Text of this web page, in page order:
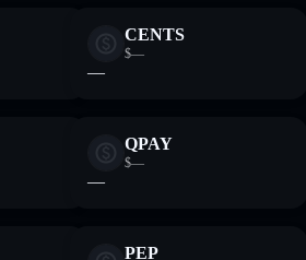
CENTS
$—
—
QPAY
$—
—
PEP